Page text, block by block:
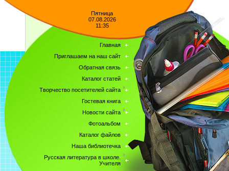
Пятница
07.08.2026
11:35
Главная
Приглашаем на наш сайт
Обратная связь
Каталог статей
Творчество посетителей сайта
Гостевая книга
Новости сайта
Фотоальбом
Каталог файлов
Наша библиотечка
Русская литература в школе.
Учителя